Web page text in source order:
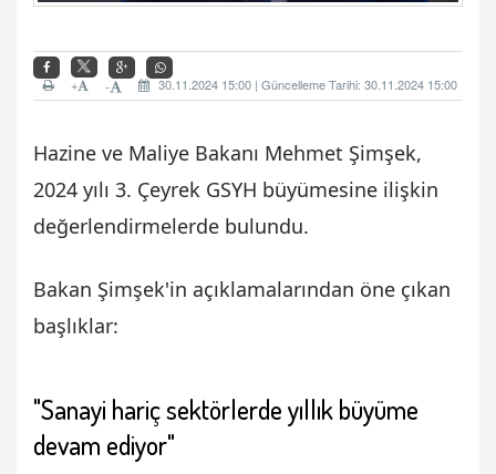
30.11.2024 15:00 | Güncelleme Tarihi: 30.11.2024 15:00
-
+
Hazine ve Maliye Bakanı Mehmet Şimşek,
2024 yılı 3. Çeyrek GSYH büyümesine ilişkin
değerlendirmelerde bulundu.
Bakan Şimşek'in açıklamalarından öne çıkan
başlıklar:
"Sanayi hariç sektörlerde yıllık büyüme
devam ediyor"